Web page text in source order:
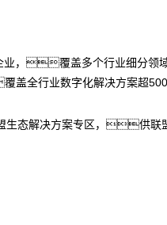
业，覆盖多个行业细分
盖全行业数字化解决方案超
态解决方案专区，供联